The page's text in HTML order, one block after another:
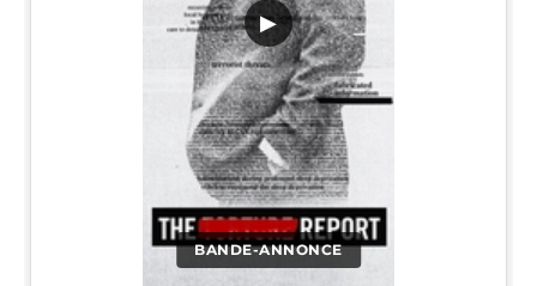
BANDE-ANNONCE
▶